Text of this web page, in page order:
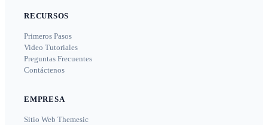
RECURSOS
Primeros Pasos
Video Tutoriales
Preguntas Frecuentes
Contáctenos
EMPRESA
Sitio Web Themesic